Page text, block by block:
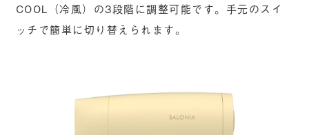
COOL（冷風）の3段階に調整可能です。手元のスイ
ッチで簡単に切り替えられます。